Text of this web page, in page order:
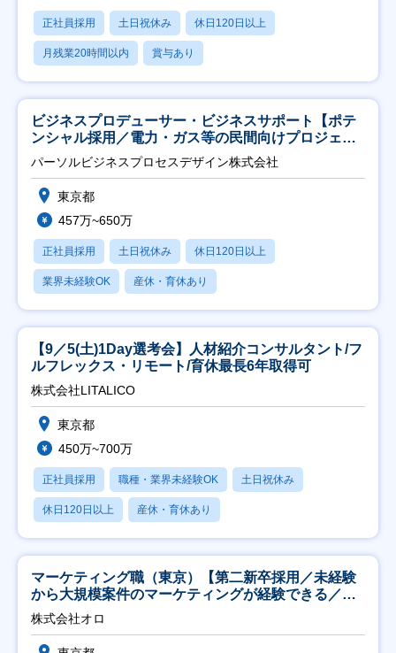
正社員採用 土日祝休み 休日120日以上
月残業20時間以内 賞与あり
ビジネスプロデューサー・ビジネスサポート【ポテ
ンシャル採用／電力・ガス等の民間向けプロジェク
ト推進】
パーソルビジネスプロセスデザイン株式会社
東京都
457万~650万
正社員採用 土日祝休み 休日120日以上
業界未経験OK 産休・育休あり
【9／5(土)1Day選考会】人材紹介コンサルタント/フ
ルフレックス・リモート/育休最長6年取得可
株式会社LITALICO
東京都
450万~700万
正社員採用 職種・業界未経験OK 土日祝休み
休日120日以上 産休・育休あり
マーケティング職（東京）【第二新卒採用／未経験
から大規模案件のマーケティングが経験できる／研
修充実】
株式会社オロ